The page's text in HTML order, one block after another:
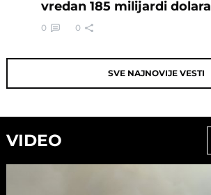
vredan 185 milijardi dolara
0 0
SVE NAJNOVIJE VESTI
VIDEO